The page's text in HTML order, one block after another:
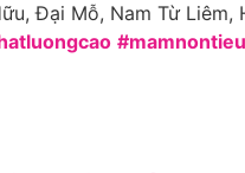
Đại Mỗ, Nam Từ Liêm,